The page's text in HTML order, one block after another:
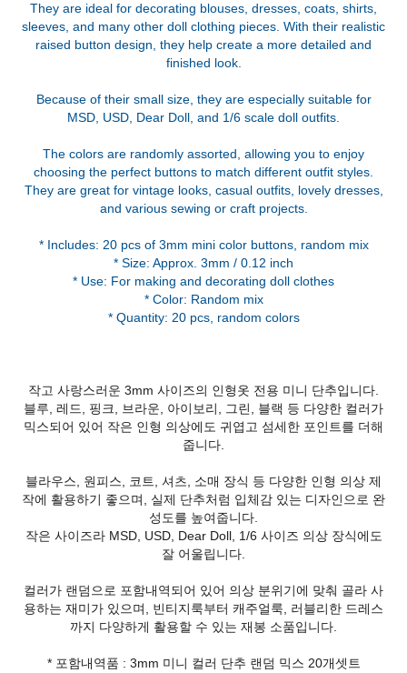
They are ideal for decorating blouses, dresses, coats, shirts,
sleeves, and many other doll clothing pieces. With their realistic
raised button design, they help create a more detailed and
finished look.
Because of their small size, they are especially suitable for
MSD, USD, Dear Doll, and 1/6 scale doll outfits.
The colors are randomly assorted, allowing you to enjoy
choosing the perfect buttons to match different outfit styles.
They are great for vintage looks, casual outfits, lovely dresses,
and various sewing or craft projects.
* Includes: 20 pcs of 3mm mini color buttons, random mix
* Size: Approx. 3mm / 0.12 inch
* Use: For making and decorating doll clothes
* Color: Random mix
* Quantity: 20 pcs, random colors
작고 사랑스러운 3mm 사이즈의 인형옷 전용 미니 단추입니다.
블루, 레드, 핑크, 브라운, 아이보리, 그린, 블랙 등 다양한 컬러가
믹스되어 있어 작은 인형 의상에도 귀엽고 섬세한 포인트를 더해
줍니다.
블라우스, 원피스, 코트, 셔츠, 소매 장식 등 다양한 인형 의상 제
작에 활용하기 좋으며, 실제 단추처럼 입체감 있는 디자인으로 완
성도를 높여줍니다.
작은 사이즈라 MSD, USD, Dear Doll, 1/6 사이즈 의상 장식에도
잘 어울립니다.
컬러가 랜덤으로 포함내역되어 있어 의상 분위기에 맞춰 골라 사
용하는 재미가 있으며, 빈티지룩부터 캐주얼룩, 러블리한 드레스
까지 다양하게 활용할 수 있는 재봉 소품입니다.
* 포함내역품 : 3mm 미니 컬러 단추 랜덤 믹스 20개셋트